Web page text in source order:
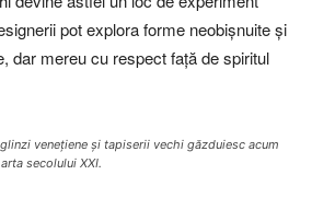
pot explora forme neobișnuite și
dar mereu cu respect față de spiritul
venețiene și tapiserii vechi găzduiesc acum
secolului XXI.